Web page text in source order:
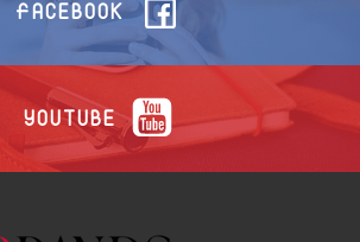
FACEBOOK
YOUTUBE